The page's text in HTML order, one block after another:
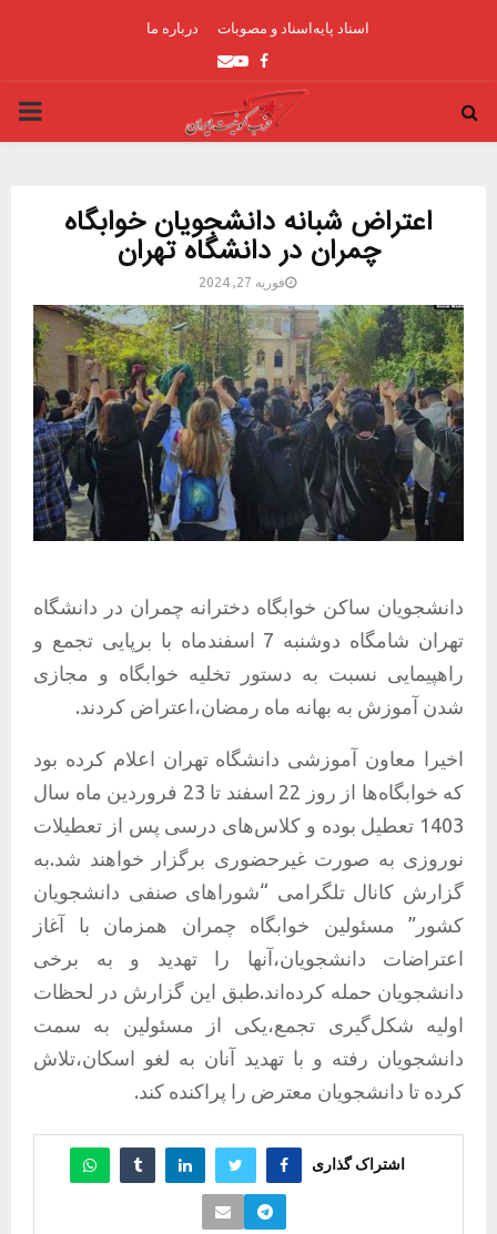
اسناد پایه اسناد و مصوبات درباره ما
Facebook
Youtube
Email
اعتراض شبانه دانشجویان خوابگاه‌
چمران در دانشگاه تهران
فوریه 27, 2024
دانشجویان ساکن خوابگاه دخترانه چمران در دانشگاه
تهران شامگاه دوشنبه 7 اسفندماه با برپایی تجمع و
راهپیمایی نسبت به دستور تخلیه خوابگاه و مجازی
شدن آموزش به بهانه ماه رمضان،اعتراض کردند.
اخیرا معاون آموزشی دانشگاه تهران اعلام کرده بود
که خوابگاه‌ها از روز 22 اسفند تا 23 فروردین ماه سال
1403 تعطیل بوده و کلاس‌های درسی پس از تعطیلات
نوروزی به صورت غیرحضوری برگزار خواهند شد.به
گزارش کانال تلگرامی “شوراهای صنفی دانشجویان
کشور” مسئولین خوابگاه چمران همزمان با آغاز
اعتراضات دانشجویان،آنها را تهدید و به برخی
دانشجویان حمله کرده‌اند.طبق این گزارش در لحظات
اولیه شکل‌گیری تجمع،یکی از مسئولین به سمت
دانشجویان رفته و با تهدید آنان به لغو اسکان،تلاش
کرده تا دانشجویان معترض را پراکنده کند.
اشتراک گذاری